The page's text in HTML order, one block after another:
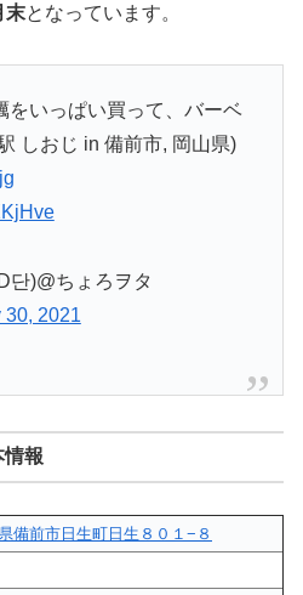
末となっています。
をいっぱい買って、バーベ
しおじ in 備前市, 岡山県)
)@ちょろヲタ
30, 2021
情報
備前市日生町日生８０１−８